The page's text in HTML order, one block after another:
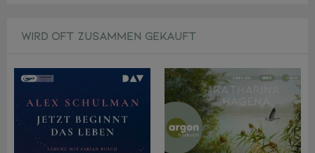
WIRD OFT ZUSAMMEN GEKAUFT